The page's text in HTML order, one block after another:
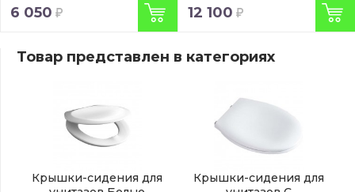
6 050 12 100
Товар представлен в категориях
Крышки-сидения для
Крышки-сидения для